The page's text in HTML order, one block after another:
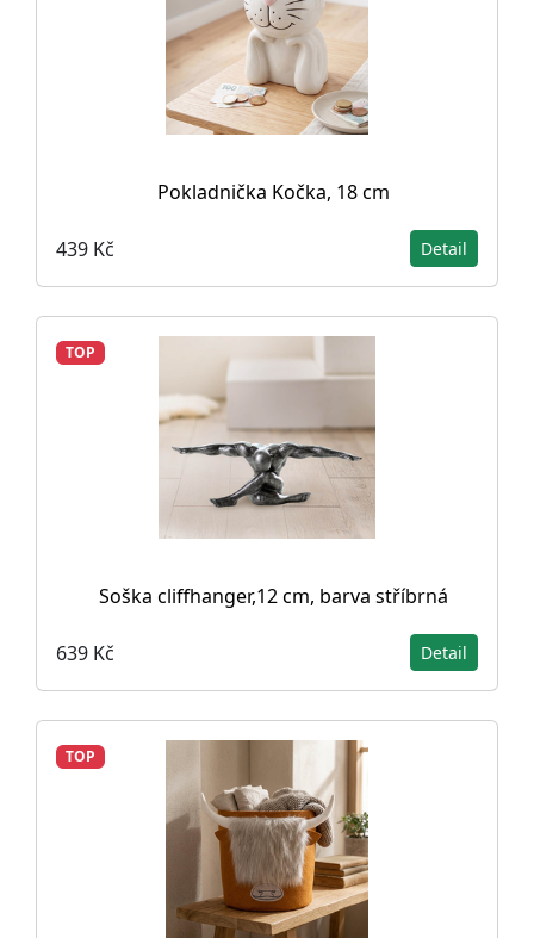
Pokladnička Kočka, 18 cm
439 Kč Detail
TOP
Soška cliffhanger,12 cm, barva stříbrná
639 Kč Detail
TOP